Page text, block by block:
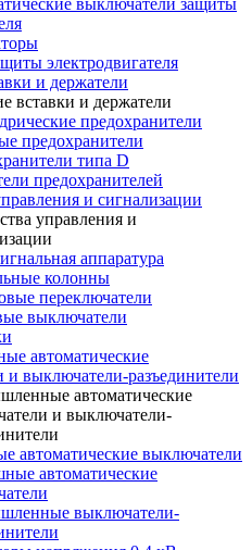
выключатели защиты
электродвигателя
и держатели
вставки и держатели
предохранители
предохранители
типа D
предохранителей
и сигнализации
управления и
аппаратура
колонны
переключатели
выключатели
автоматические
и выключатели-разъединители
автоматические
и выключатели-
автоматические выключатели
автоматические
выключатели-